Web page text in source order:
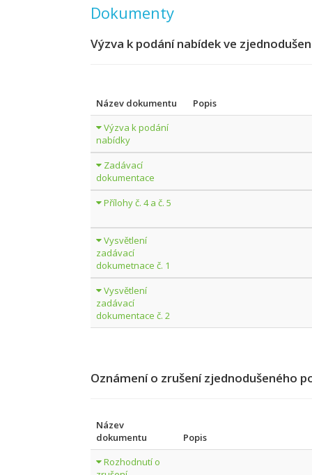
Dokumenty
Výzva k podání nabídek ve
Název dokumentu
Popis
Výzva k podání
nabídky
Zadávací
dokumentace
Přílohy č. 4 a č. 5
Vysvětlení
zadávací
dokumetnace č. 1
Vysvětlení
zadávací
dokumentace č. 2
Oznámení o zrušení zjednodušeného
Název
dokumentu
Popis
Rozhodnutí o